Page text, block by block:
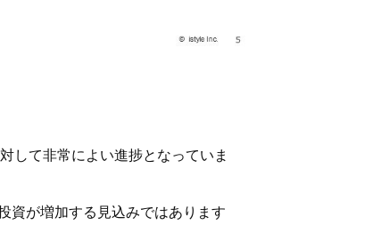
して非常によい進捗となっていま
資が増加する見込みではあります